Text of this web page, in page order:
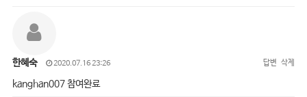
한혜숙 2020.07.16 23:26 답변 삭제
kanghan007 참여완료